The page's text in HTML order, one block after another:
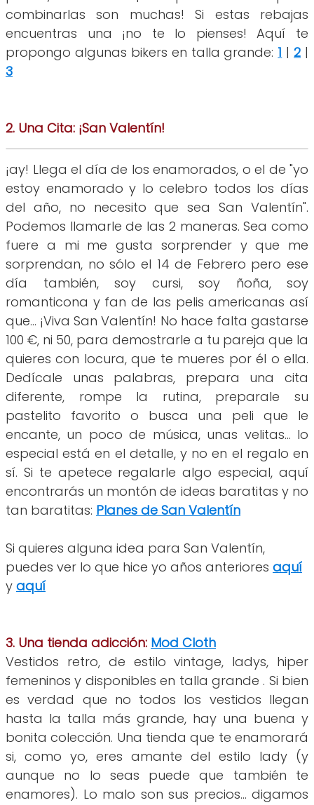
combinarlas son muchas! Si estas rebajas
encuentras una ¡no te lo pienses! Aquí te
propongo algunas bikers en talla grande: 1 |2 |
3
2. Una Cita: ¡San Valentín!
¡ay! Llega el día de los enamorados, o el de "yo
estoy enamorado y lo celebro todos los días
del año, no necesito que sea San Valentín".
Podemos llamarle de las 2 maneras. Sea como
fuere a mi me gusta sorprender y que me
sorprendan, no sólo el 14 de Febrero pero ese
día también, soy cursi, soy ñoña, soy
romanticona y fan de las pelis americanas así
que... ¡Viva San Valentín! No hace falta gastarse
100 €, ni 50, para demostrarle a tu pareja que la
quieres con locura, que te mueres por él o ella.
Dedícale unas palabras, prepara una cita
diferente, rompe la rutina, preparale su
pastelito favorito o busca una peli que le
encante, un poco de música, unas velitas... lo
especial está en el detalle, y no en el regalo en
sí. Si te apetece regalarle algo especial, aquí
encontrarás un montón de ideas baratitas y no
tan baratitas: Planes de San Valentín
Si quieres alguna idea para San Valentín,
puedes ver lo que hice yo años anteriores aquí
y aquí
3. Una tienda adicción: Mod Cloth
Vestidos retro, de estilo vintage, ladys, hiper
femeninos y disponibles en talla grande . Si bien
es verdad que no todos los vestidos llegan
hasta la talla más grande, hay una buena y
bonita colección. Una tienda que te enamorará
si, como yo, eres amante del estilo lady (y
aunque no lo seas puede que también te
enamores). Lo malo son sus precios... digamos